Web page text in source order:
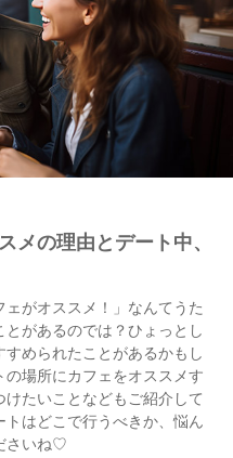
メの理由とデート中、
ェがオススメ！」なんてうた
があるのでは？ひょっとし
められたことがあるかもし
場所にカフェをオススメす
たいことなどもご紹介して
はどこで行うべきか、悩ん
さいね♡